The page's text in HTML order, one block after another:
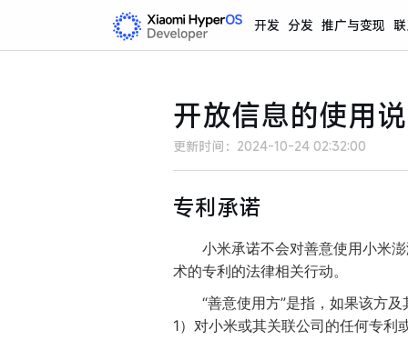
开发 分发 推广与变现
开放信息的使用
更新时间： 2024-10-24 02:32:00
专利承诺
小米承诺不会对善意使用小米
术的专利的法律相关行动。
“善意使用方”是指，如果该方
1）对小米或其关联公司的任何专利